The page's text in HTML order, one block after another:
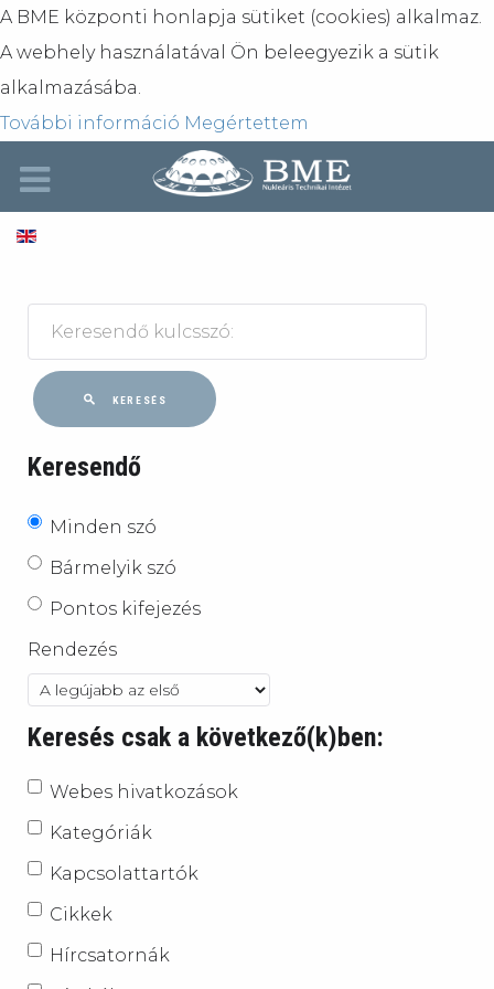
A BME központi honlapja sütiket (cookies) alkalmaz.
A webhely használatával Ön beleegyezik a sütik
alkalmazásába.
További információ Megértettem
KERESÉS
Keresendő
Minden szó
Bármelyik szó
Pontos kifejezés
Rendezés
Keresés csak a következő(k)ben:
Webes hivatkozások
Kategóriák
Kapcsolattartók
Cikkek
Hírcsatornák